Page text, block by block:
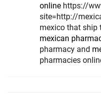
online
site=http://
mexico that ship
mexican
pharmacy and
pharmacies